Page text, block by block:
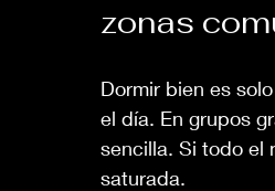
zonas
Dormir bien es
el día. En grupos
sencilla. Si todo el
saturada.